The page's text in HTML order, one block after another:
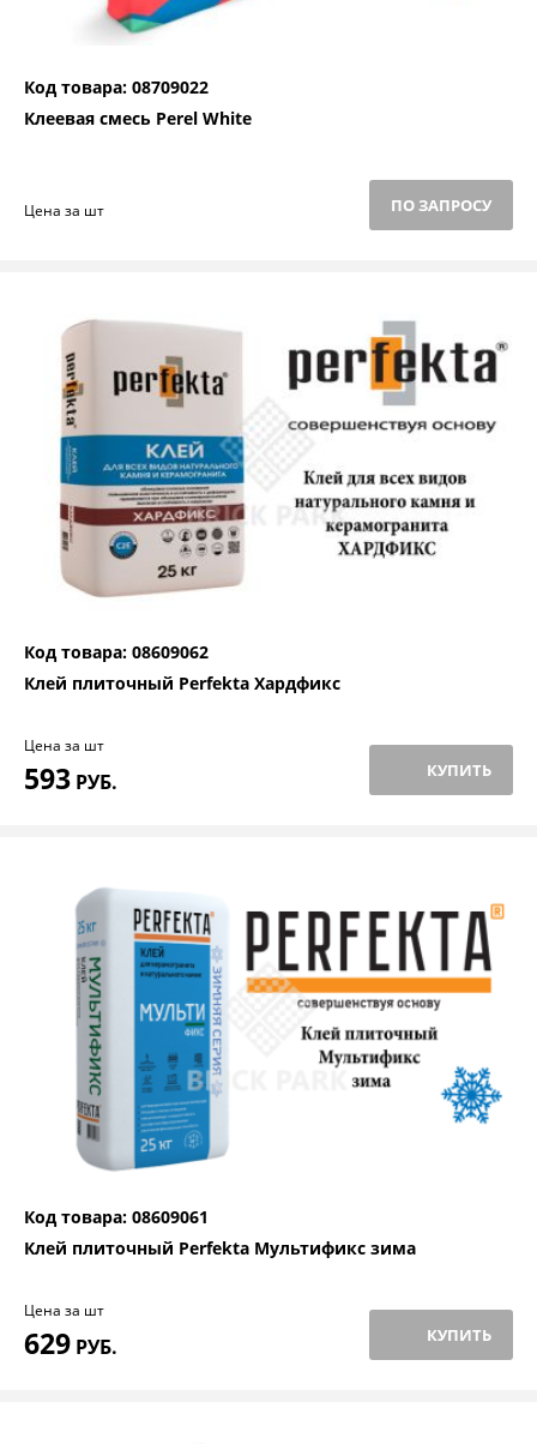
Код товара: 08709022
Клеевая смесь Perel White
Цена за шт ПО ЗАПРОСУ
Код товара: 08609062
Клей плиточный Perfekta Хардфикс
Цена за шт
593 РУБ. КУПИТЬ
Код товара: 08609061
Клей плиточный Perfekta Мультификс зима
Цена за шт
629 РУБ. КУПИТЬ